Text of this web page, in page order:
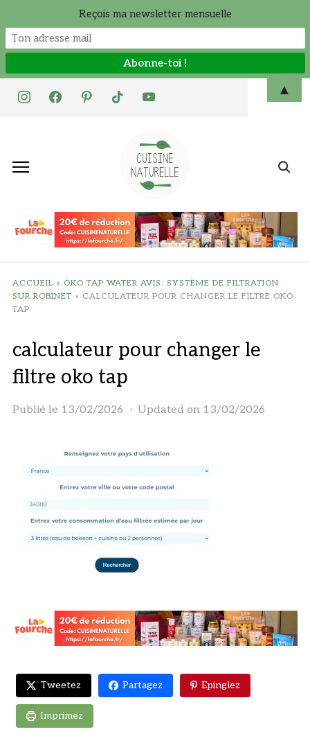
instagramfacebookpinteresttiktok youtube
Search
ACCUEIL » ÖKO TAP WATER AVIS: SYSTÈME DE FILTRATION
SUR ROBINET » CALCULATEUR POUR CHANGER LE FILTRE OKO
TAP
calculateur pour changer le
filtre oko tap
Publié le 13/02/2026 Updated on 13/02/2026
Tweetez Partagez Epinglez
Imprimez
Reçois ma newsletter mensuelle
▲